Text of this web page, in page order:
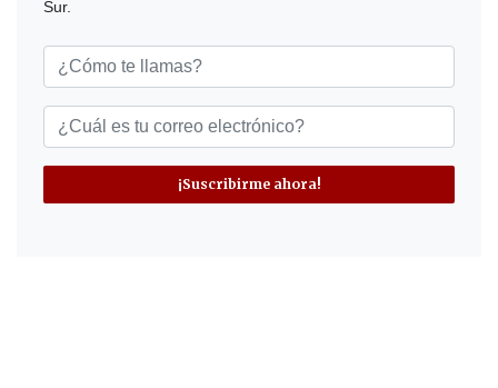
Sur.
¡Suscribirme ahora!